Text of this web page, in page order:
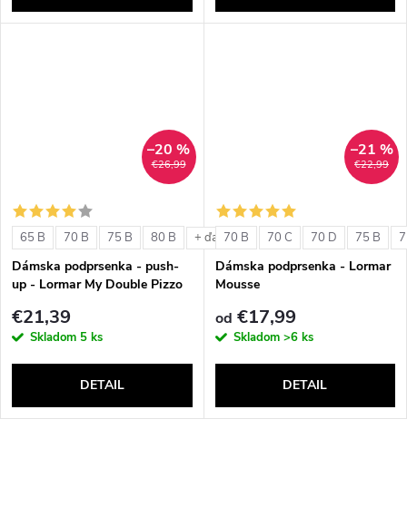
€26,99
–20 %
65 B 70 B 75 B 80 B + ďalšie
Dámska podprsenka - push-
up - Lormar My Double Pizzo
€21,39
Skladom 5 ks
DETAIL
€22,99
–21 %
70 B 70 C 70 D 75 B
Dámska podprsenka - Lormar
Mousse
od €17,99
Skladom >6 ks
DETAIL